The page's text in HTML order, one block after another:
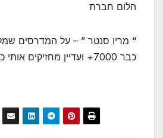
הלום חברת
“ מריו סנטר ” – על המדרסים
כבר 7000+ ועדיין מחזיקים אותי כראוי .